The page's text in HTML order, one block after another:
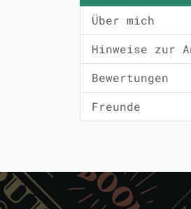
Über mich
Hinweise zur
Bewertungen
Freunde